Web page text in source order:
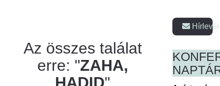
Az összes találat
erre: "ZAHA,
HADID"